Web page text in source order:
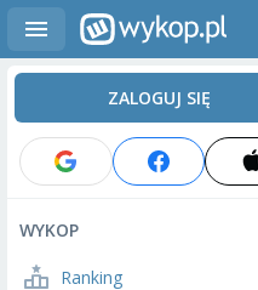
ZALOGUJ SIĘ
WYKOP
Ranking